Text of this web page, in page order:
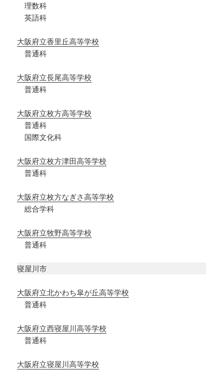
理数科
英語科
大阪府立香里丘高等学校
普通科
大阪府立長尾高等学校
普通科
大阪府立枚方高等学校
普通科
国際文化科
大阪府立枚方津田高等学校
普通科
大阪府立枚方なぎさ高等学校
総合学科
大阪府立牧野高等学校
普通科
寝屋川市
大阪府立北かわち皐が丘高等学校
普通科
大阪府立西寝屋川高等学校
普通科
大阪府立寝屋川高等学校